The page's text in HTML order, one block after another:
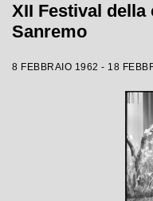
XII Festival della
Sanremo
8 FEBBRAIO 1962 - 18